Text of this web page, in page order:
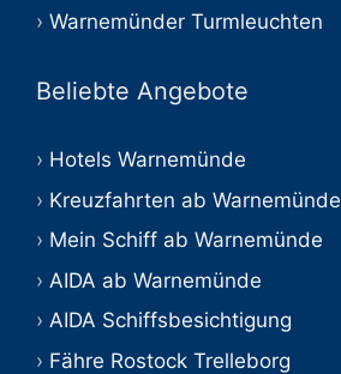
Warnemünder Turmleuchten
Beliebte Angebote
Hotels Warnemünde
Kreuzfahrten ab Warnemünde
Mein Schiff ab Warnemünde
AIDA ab Warnemünde
AIDA Schiffsbesichtigung
Fähre Rostock Trelleborg